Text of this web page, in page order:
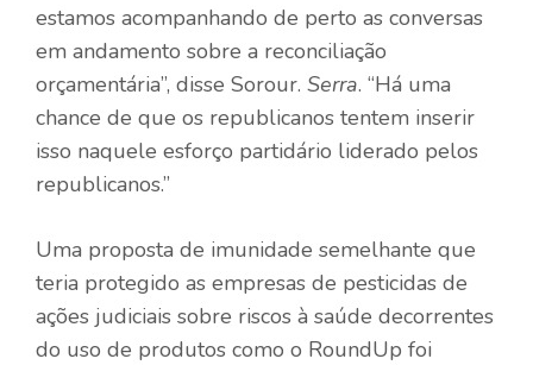
estamos acompanhando de perto as conversas
em andamento sobre a reconciliação
orçamentária”, disse Sorour. Serra. “Há uma
chance de que os republicanos tentem inserir
isso naquele esforço partidário liderado pelos
republicanos.”
Uma proposta de imunidade semelhante que
teria protegido as empresas de pesticidas de
ações judiciais sobre riscos à saúde decorrentes
do uso de produtos como o RoundUp foi